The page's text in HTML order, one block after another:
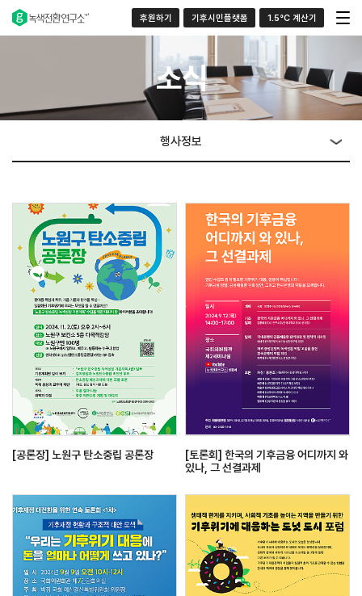
후원하기 기후시민플랫폼 1.5°C 계산기
소식
행사정보
[공론장] 노원구 탄소중립 공론장
[토론회] 한국의 기후금융 어디까지 와
있나, 그 선결과제